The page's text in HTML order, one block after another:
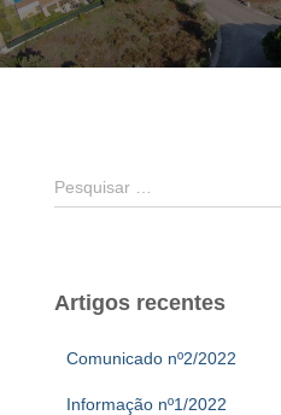
Pesquisar …
Artigos recentes
Comunicado nº2/2022
Informação nº1/2022